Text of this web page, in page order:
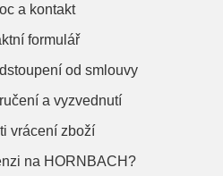
a kontakt
formulář
od smlouvy
a vyzvednutí
vrácení zboží
na HORNBACH?